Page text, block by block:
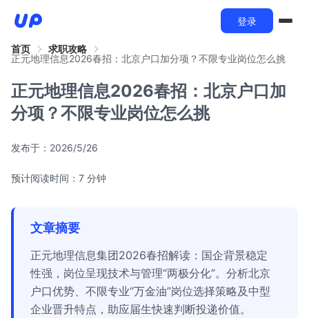
登录
首页
求职攻略
正元地理信息2026春招：北京户口加分项？不限专业岗位怎么挑
正元地理信息2026春招：北京户口加
分项？不限专业岗位怎么挑
发布于： 2026/5/26
预计阅读时间：7 分钟
文章摘要
正元地理信息集团2026春招解读：国企背景稳定
性强，岗位呈现技术与管理“两极分化”。分析北京
户口优势、不限专业“万金油”岗位选择策略及中型
企业晋升特点，助应届生快速判断投递价值。